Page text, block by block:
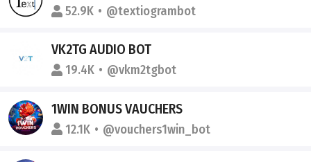
52.9K @textiogrambot
VK2TG AUDIO BOT
19.4K @vkm2tgbot
1WIN BONUS VAUCHERS
12.1K @vouchers1win_bot